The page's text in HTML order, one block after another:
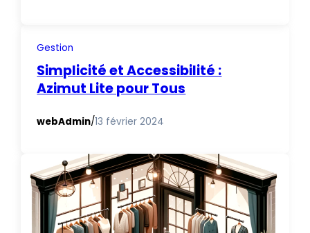
Gestion
Simplicité et Accessibilité :
Azimut Lite pour Tous
webAdmin/13 février 2024